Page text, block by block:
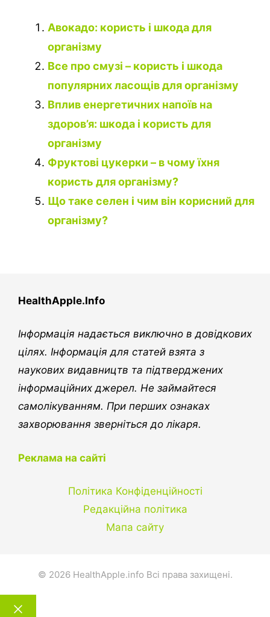
Авокадо: користь і шкода для
організму
Все про смузі – користь і шкода
популярних ласощів для організму
Вплив енергетичних напоїв на
здоров’я: шкода і користь для
організму
Фруктові цукерки – в чому їхня
користь для організму?
Що таке селен і чим він корисний для
організму?
HealthApple.Info
Інформація надається виключно в довідкових
цілях. Інформація для статей взята з
наукових видавництв та підтверджених
інформаційних джерел. Не займайтеся
самолікуванням. При перших ознаках
захворювання зверніться до лікаря.
Реклама на сайті
Політика Конфіденційності
Редакційна політика
Мапа сайту
© 2026 HealthApple.info Всі права захищені.